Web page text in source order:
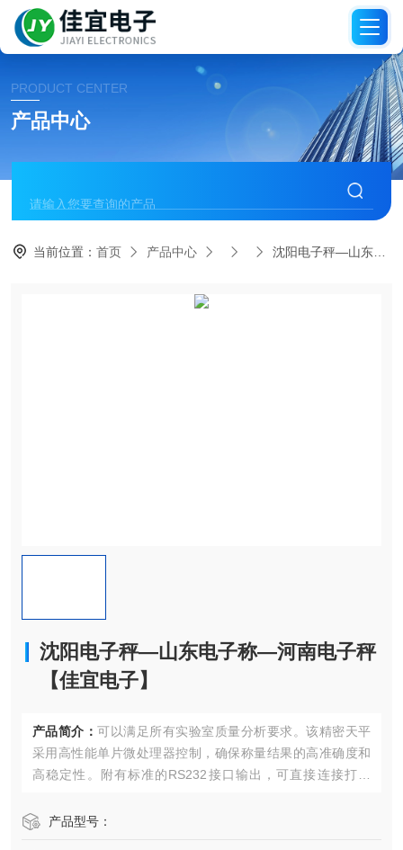
PRODUCT CENTER
产品中心
当前位置：首页 产品中心 沈阳电子秤—山东电子称—河南电子秤【佳宜电子】
沈阳电子秤—山东电子称—河南电子秤
【佳宜电子】
产品简介： 可以满足所有实验室质量分析要求。该精密天平
采用高性能单片微处理器控制，确保称量结果的高准确度和
高稳定性。附有标准的RS232接口输出，可直接连接打印
等单位，作物质质量的快速测定。
产品型号：